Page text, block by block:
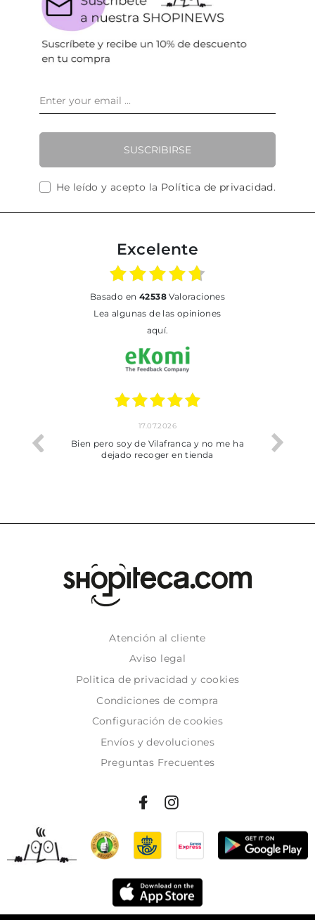
SUSCRIBIRSE
He leído y acepto la Política de privacidad.
Excelente
basado en 42538Valoraciones
Lea algunas de las opiniones
aquí.
trobat
17.07.2026
Bien pero soy de Vilafranca y no me ha
dejado recoger en tienda
Atención al cliente
Aviso legal
Politica de privacidad y cookies
Condiciones de compra
Configuración de cookies
Envíos y devoluciones
Preguntas Frecuentes